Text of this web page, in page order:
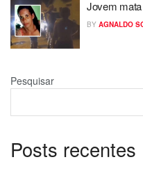
Jovem
BY AGNALDO
Pesquisar
Posts recentes